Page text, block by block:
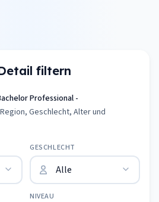
filtern
Professional -
Geschlecht, Alter und
GESCHLECHT
NIVEAU